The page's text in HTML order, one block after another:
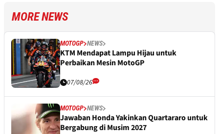
MORE NEWS
MOTOGP NEWS
KTM Mendapat Lampu Hijau untuk
Perbaikan Mesin MotoGP
07/08/26
MOTOGP NEWS
Jawaban Honda Yakinkan Quartararo untuk
Bergabung di Musim 2027